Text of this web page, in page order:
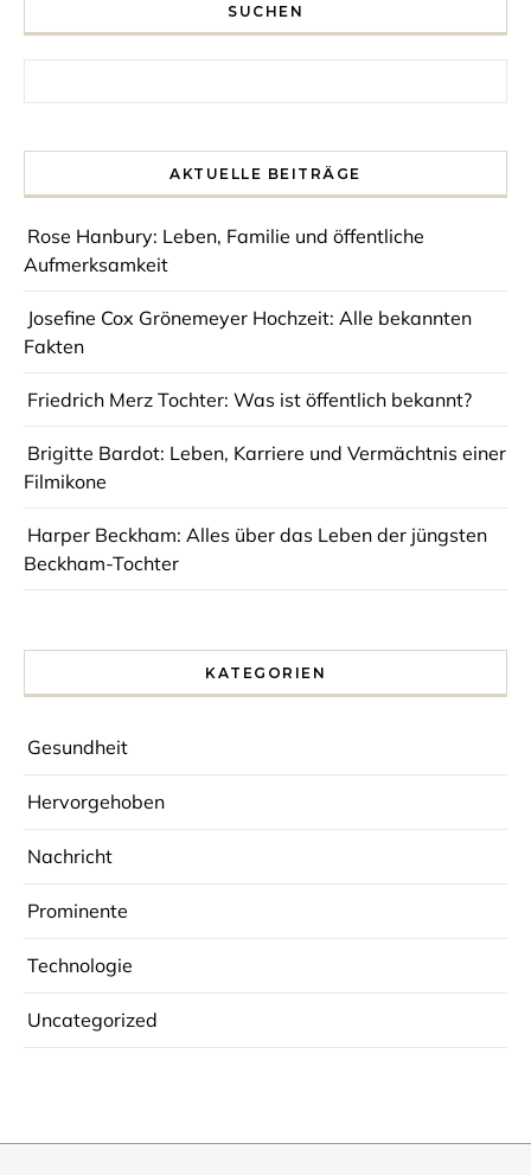
SUCHEN
AKTUELLE BEITRÄGE
Rose Hanbury: Leben, Familie und öffentliche
Aufmerksamkeit
Josefine Cox Grönemeyer Hochzeit: Alle bekannten
Fakten
Friedrich Merz Tochter: Was ist öffentlich bekannt?
Brigitte Bardot: Leben, Karriere und Vermächtnis einer
Filmikone
Harper Beckham: Alles über das Leben der jüngsten
Beckham-Tochter
KATEGORIEN
Gesundheit
Hervorgehoben
Nachricht
Prominente
Technologie
Uncategorized